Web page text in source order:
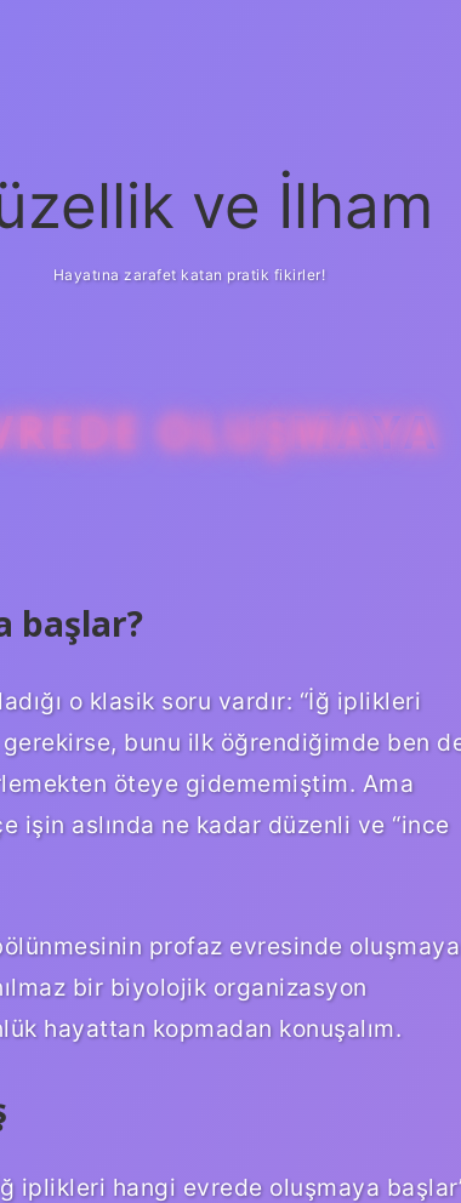
ve İlham
Hayatına zarafet katan pratik fikirler!
OLUŞMAYA
başlar?
o klasik soru vardır: “İğ iplikleri
bunu ilk öğrendiğimde ben
öteye gidememiştim. Ama
işin aslında ne kadar düzenli ve “ince
profaz evresinde oluşmaya
bir biyolojik organizasyon
hayattan kopmadan konuşalım.
iplikleri hangi evrede oluşmaya